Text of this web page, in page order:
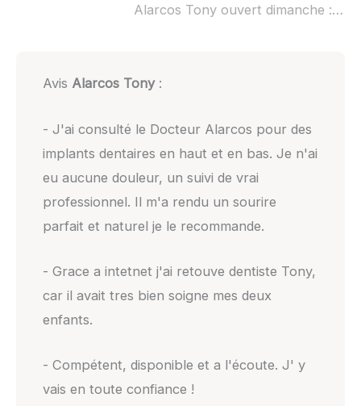
Alarcos Tony ouvert dimanche :
Avis Alarcos Tony:
- J'ai consulté le Docteur Alarcos pour des
implants dentaires en haut et en bas. Je n'ai
eu aucune douleur, un suivi de vrai
professionnel. Il m'a rendu un sourire
parfait et naturel je le recommande.
- Grace a intetnet j'ai retouve dentiste Tony,
car il avait tres bien soigne mes deux
enfants.
- Compétent, disponible et a l'écoute. J' y
vais en toute confiance !